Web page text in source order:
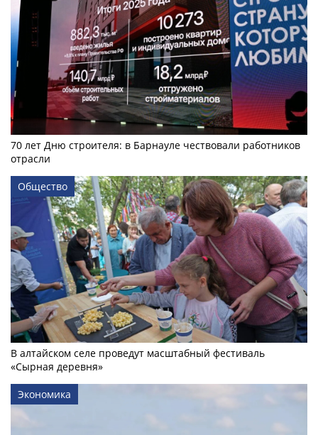
70 лет Дню строителя: в Барнауле чествовали работников
отрасли
Общество
В алтайском селе проведут масштабный фестиваль
«Сырная деревня»
Экономика